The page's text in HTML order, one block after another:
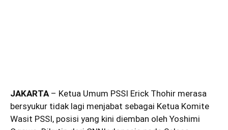
JAKARTA – Ketua Umum PSSI Erick Thohir merasa
bersyukur tidak lagi menjabat sebagai Ketua Komite
Wasit PSSI, posisi yang kini diemban oleh Yoshimi